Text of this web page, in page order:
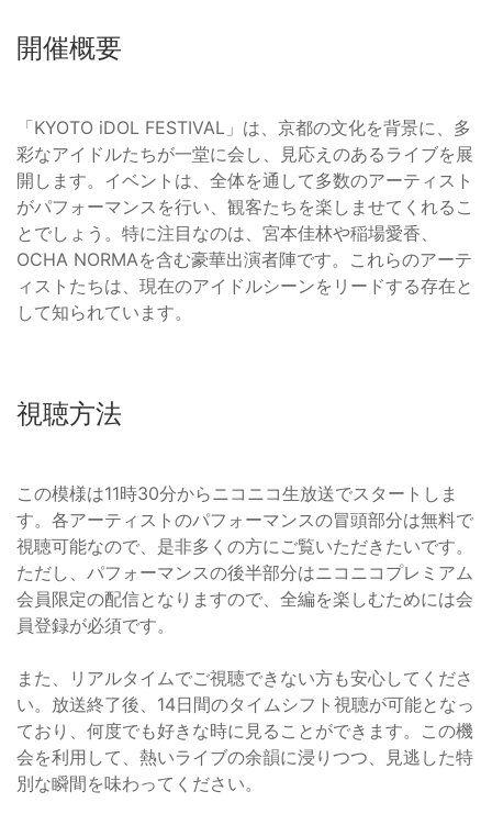
開催概要
「KYOTO iDOL FESTIVAL」は、京都の文化を背景に、多
彩なアイドルたちが一堂に会し、見応えのあるライブを展
開します。イベントは、全体を通して多数のアーティスト
がパフォーマンスを行い、観客たちを楽しませてくれるこ
とでしょう。特に注目なのは、宮本佳林や稲場愛香、
OCHA NORMAを含む豪華出演者陣です。これらのアーテ
ィストたちは、現在のアイドルシーンをリードする存在と
して知られています。
視聴方法
この模様は11時30分からニコニコ生放送でスタートしま
す。各アーティストのパフォーマンスの冒頭部分は無料で
視聴可能なので、是非多くの方にご覧いただきたいです。
ただし、パフォーマンスの後半部分はニコニコプレミアム
会員限定の配信となりますので、全編を楽しむためには会
員登録が必須です。
また、リアルタイムでご視聴できない方も安心してくださ
い。放送終了後、14日間のタイムシフト視聴が可能となっ
ており、何度でも好きな時に見ることができます。この機
会を利用して、熱いライブの余韻に浸りつつ、見逃した特
別な瞬間を味わってください。